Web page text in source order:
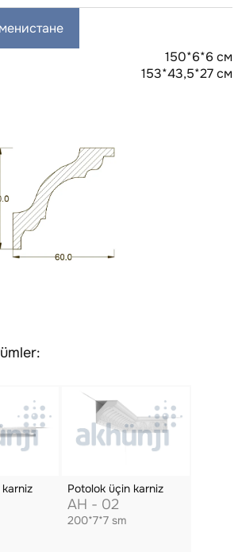
150*6*6 см
153*43,5*27 см
Potolok üçin karniz
AH - 02
200*7*7 sm